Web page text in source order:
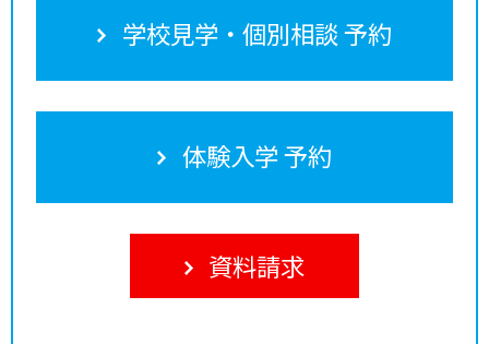
学校見学・個別相談 予約
体験入学 予約
資料請求